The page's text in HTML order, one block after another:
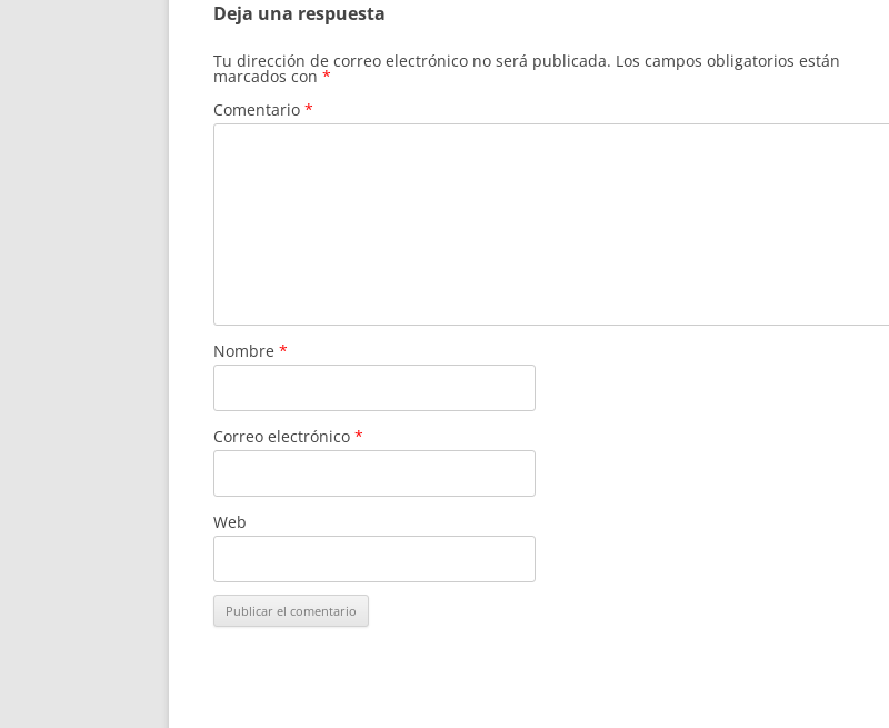
Deja una respuesta
Tu dirección de correo electrónico no será publicada. Los campos obligatorios están
marcados con *
Comentario *
Nombre *
Correo electrónico *
Web